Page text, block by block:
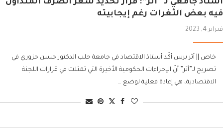
أستاذ جامعي لـ “أثر”: قرار تحديد سعر الصرف المتداول
فيه بعض الثغرات رغم إيجابيته
فبراير 4, 2023
خاص || أثر برس أكّد أستاذ الاقتصاد في جامعة حلب الدكتور حسن حزوري في
تصريح لـ”أثر” أنّ الإجراءات الحكومية الأخيرة التي تمثلت في قرارات اللجنة
الاقتصادية، هي إعادة فعلية لوضع …